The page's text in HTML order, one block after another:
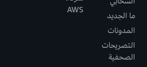
ما الجديد
المدونات
التصريحات
الصحفية
AWS